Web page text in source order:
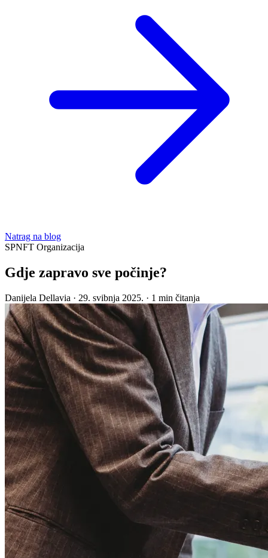
Natrag na blog
SPNFT Organizacija
Gdje zapravo sve počinje?
Danijela Dellavia · 29. svibnja 2025. · 1 min čitanja